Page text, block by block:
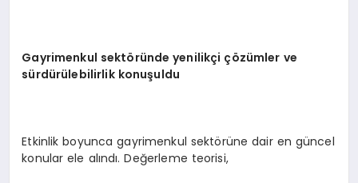
Gayrimenkul sektöründe yenilikçi çözümler ve
sürdürülebilirlik konuşuldu
Etkinlik boyunca gayrimenkul sektörüne dair en güncel
konular ele alındı. Değerleme teorisi,